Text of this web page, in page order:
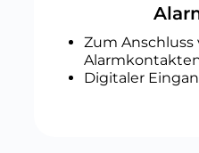
Zum Anschluss
Digitaler